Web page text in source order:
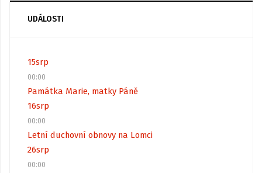
UDÁLOSTI
15srp
00:00
Památka Marie, matky Páně
16srp
00:00
Letní duchovní obnovy na Lomci
26srp
00:00